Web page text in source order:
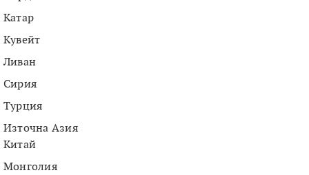
Катар
Кувейт
Ливан
Сирия
Турция
Източна Азия
Китай
Монголия